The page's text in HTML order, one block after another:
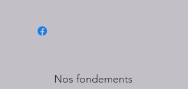
Nos fondements